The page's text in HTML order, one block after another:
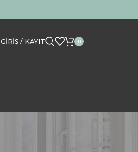
GIRIŞ / KAYIT 0